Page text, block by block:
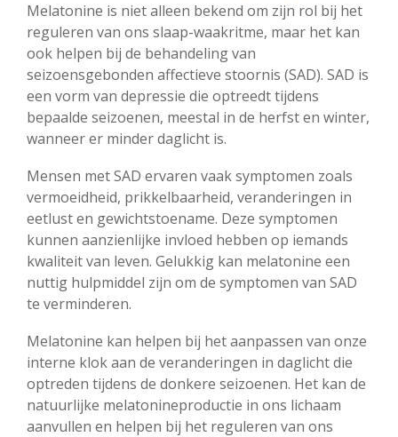
Melatonine is niet alleen bekend om zijn rol bij het
reguleren van ons slaap-waakritme, maar het kan
ook helpen bij de behandeling van
seizoensgebonden affectieve stoornis (SAD). SAD is
een vorm van depressie die optreedt tijdens
bepaalde seizoenen, meestal in de herfst en winter,
wanneer er minder daglicht is.
Mensen met SAD ervaren vaak symptomen zoals
vermoeidheid, prikkelbaarheid, veranderingen in
eetlust en gewichtstoename. Deze symptomen
kunnen aanzienlijke invloed hebben op iemands
kwaliteit van leven. Gelukkig kan melatonine een
nuttig hulpmiddel zijn om de symptomen van SAD
te verminderen.
Melatonine kan helpen bij het aanpassen van onze
interne klok aan de veranderingen in daglicht die
optreden tijdens de donkere seizoenen. Het kan de
natuurlijke melatonineproductie in ons lichaam
aanvullen en helpen bij het reguleren van ons